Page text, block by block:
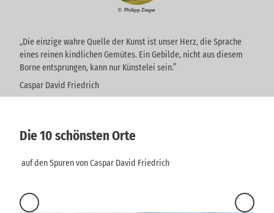
© Philipp Zieger
„Die einzige wahre Quelle der Kunst ist unser Herz, die Sprache
eines reinen kindlichen Gemütes. Ein Gebilde, nicht aus diesem
Borne entsprungen, kann nur Künstelei sein.”
Caspar David Friedrich
Die 10 schönsten Orte
auf den Spuren von Caspar David Friedrich